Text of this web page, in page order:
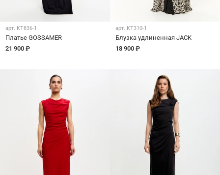
арт. KT836-1
Платье GOSSAMER
21 900 ₽
арт. KT310-1
Блузка удлиненная JACK
18 900 ₽